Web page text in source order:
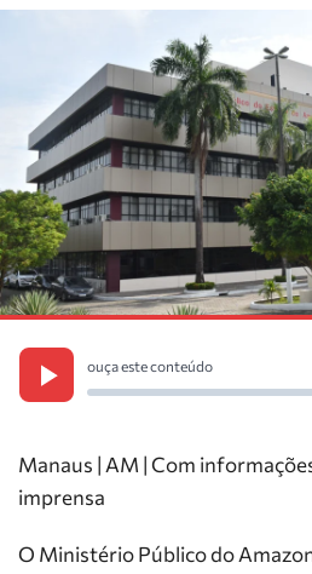
ouça este conteúdo
Manaus | AM | Com
imprensa
O Ministério Público do